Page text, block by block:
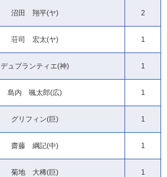
沼田 翔平(ヤ) 2
荘司 宏太(ヤ) 1
デュプランティエ(神) 1
島内 颯太郎(広) 1
グリフィン(巨) 1
齋藤 綱記(中) 1
菊地 大稀(巨) 1